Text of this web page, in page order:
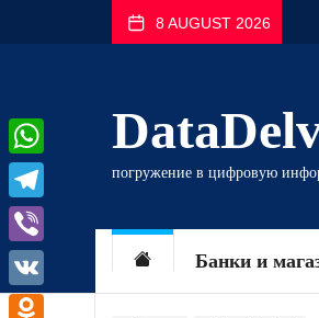
8 AUGUST 2026
погружение в цифровую
Банки и
WhatsApp
Telegram
Viber
VK